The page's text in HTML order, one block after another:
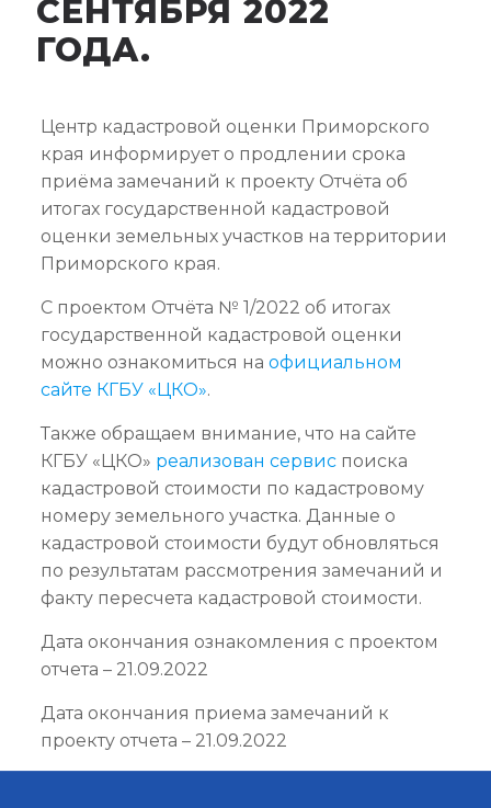
СЕНТЯБРЯ 2022
ГОДА.
Центр кадастровой оценки Приморского
края информирует о продлении срока
приёма замечаний к проекту Отчёта об
итогах государственной кадастровой
оценки земельных участков на территории
Приморского края.
С проектом Отчёта № 1/2022 об итогах
государственной кадастровой оценки
можно ознакомиться на официальном
сайте КГБУ «ЦКО».
Также обращаем внимание, что на сайте
КГБУ «ЦКО» реализован сервиспоиска
кадастровой стоимости по кадастровому
номеру земельного участка. Данные о
кадастровой стоимости будут обновляться
по результатам рассмотрения замечаний и
факту пересчета кадастровой стоимости.
Дата окончания ознакомления с проектом
отчета – 21.09.2022
Дата окончания приема замечаний к
проекту отчета – 21.09.2022